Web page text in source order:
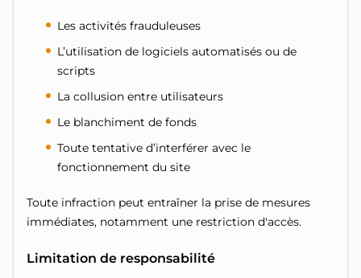
Les activités frauduleuses
L’utilisation de logiciels automatisés ou de
scripts
La collusion entre utilisateurs
Le blanchiment de fonds
Toute tentative d’interférer avec le
fonctionnement du site
Toute infraction peut entraîner la prise de mesures
immédiates, notamment une restriction d'accès.
Limitation de responsabilité